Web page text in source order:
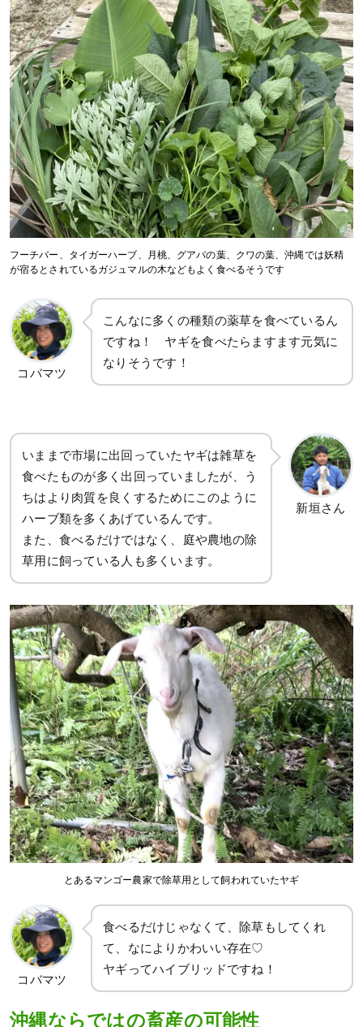
フーチバー、タイガーハーブ、月桃、グアバの葉、クワの葉、沖縄では妖精
が宿るとされているガジュマルの木などもよく食べるそうです
コバマツ
こんなに多くの種類の薬草を食べているん
ですね！ ヤギを食べたらますます元気に
なりそうです！
いままで市場に出回っていたヤギは雑草を
食べたものが多く出回っていましたが、う
ちはより肉質を良くするためにこのように
ハーブ類を多くあげているんです。
また、食べるだけではなく、庭や農地の除
草用に飼っている人も多くいます。
新垣さん
とあるマンゴー農家で除草用として飼われていたヤギ
コバマツ
食べるだけじゃなくて、除草もしてくれ
て、なによりかわいい存在♡
ヤギってハイブリッドですね！
沖縄ならではの畜産の可能性